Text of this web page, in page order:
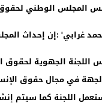
المجلس الوطني
غرابي' :إن إحداث
اللجنة الجهوية
في مجال حقوق
اللجنة كما سيتم